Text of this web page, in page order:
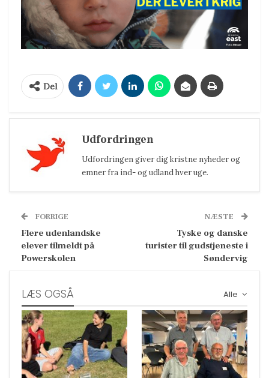
Del
Udfordringen
Udfordringen giver dig kristne nyheder og
emner fra ind- og udland hver uge.
FORRIGE
Flere udenlandske
elever tilmeldt på
Powerskolen
NÆSTE
Tyske og danske
turister til gudstjeneste i
Søndervig
Alle
LÆS OGSÅ